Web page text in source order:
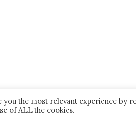
you the most relevant experience by
of ALL the cookies.